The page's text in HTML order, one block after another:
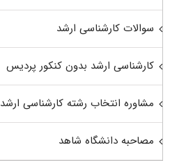
سوالات کارشناسی ارشد
کارشناسی ارشد بدون کنکور پردیس
مشاوره انتخاب رشته کارشناسی ارشد
مصاحبه دانشگاه شاهد